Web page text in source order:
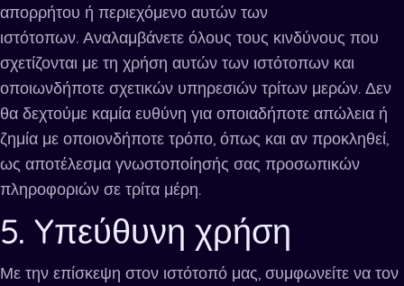
απορρήτου ή περιεχόμενο αυτών των
ιστότοπων. Αναλαμβάνετε όλους τους κινδύνους που
σχετίζονται με τη χρήση αυτών των ιστότοπων και
οποιωνδήποτε σχετικών υπηρεσιών τρίτων μερών. Δεν
θα δεχτούμε καμία ευθύνη για οποιαδήποτε απώλεια ή
ζημία με οποιονδήποτε τρόπο, όπως και αν προκληθεί,
ως αποτέλεσμα γνωστοποίησής σας προσωπικών
πληροφοριών σε τρίτα μέρη.
5. Yπεύθυνη χρήση
Με την επίσκεψη στον ιστότοπό μας, συμφωνείτε να τον